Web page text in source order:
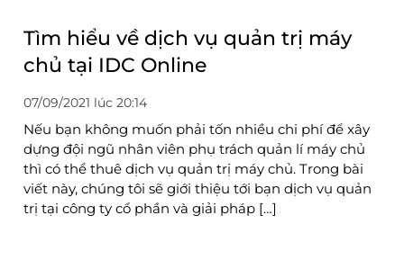
Tìm hiểu về dịch vụ quản trị máy
chủ tại IDC Online
07/09/2021 lúc 20:14
Nếu bạn không muốn phải tốn nhiều chi phí để xây
dựng đội ngũ nhân viên phụ trách quản lí máy chủ
thì có thể thuê dịch vụ quản trị máy chủ. Trong bài
viết này, chúng tôi sẽ giới thiệu tới bạn dịch vụ quản
trị tại công ty cổ phần và giải pháp […]